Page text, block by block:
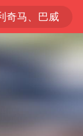
奇马、巴威
率
线停运
望赚20万元